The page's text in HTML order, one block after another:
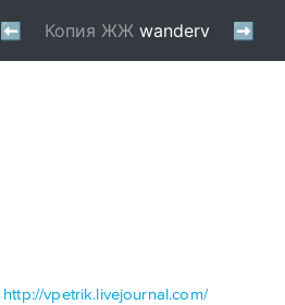
http://vpetrik.livejournal.com/